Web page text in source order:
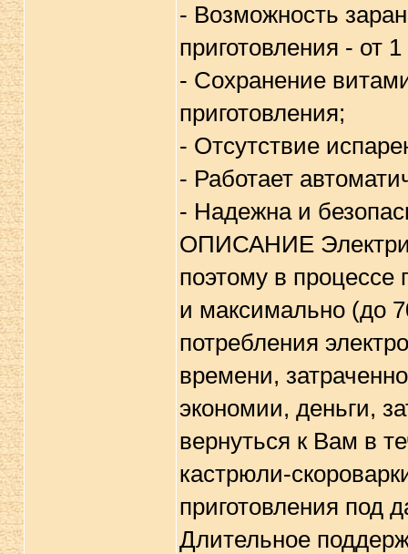
- Возможность
приготовления - от
- Сохранение
приготовления;
- Отсутствие
- Работает
- Надежна и
ОПИСАНИЕ
поэтому в процессе
и максимально (до
потребления
времени,
экономии, деньги,
вернуться к Вам в
кастрюли-
приготовления под
Длительное